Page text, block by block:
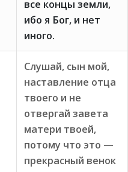
все концы земли,
ибо я Бог, и нет
иного.
Слушай, сын мой,
наставление отца
твоего и не
отвергай завета
матери твоей,
потому что это —
прекрасный венок